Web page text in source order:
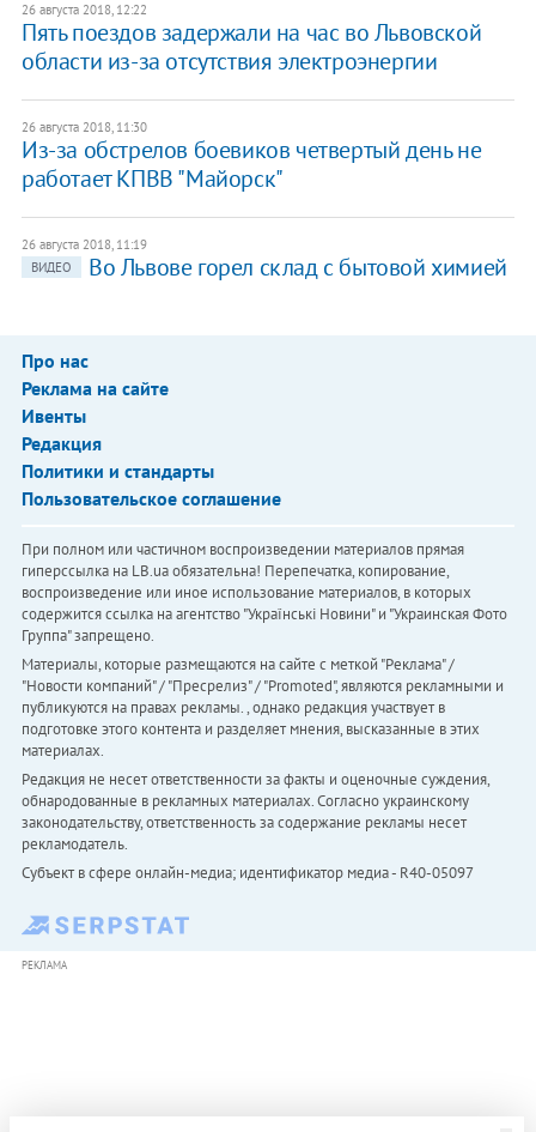
26 августа 2018, 12:22
Пять поездов задержали на час во Львовской
области из-за отсутствия электроэнергии
26 августа 2018, 11:30
Из-за обстрелов боевиков четвертый день не
работает КПВВ "Майорск"
26 августа 2018, 11:19
ВИДЕО
Во Львове горел склад с бытовой химией
Про нас
Реклама на сайте
Ивенты
Редакция
Политики и стандарты
Пользовательское соглашение
При полном или частичном воспроизведении материалов прямая
гиперссылка на LB.ua обязательна! Перепечатка, копирование,
воспроизведение или иное использование материалов, в которых
содержится ссылка на агентство "Українськi Новини" и "Украинская Фото
Группа" запрещено.
Материалы, которые размещаются на сайте с меткой "Реклама" /
"Новости компаний" / "Пресрелиз" / "Promoted", являются рекламными и
публикуются на правах рекламы. , однако редакция участвует в
подготовке этого контента и разделяет мнения, высказанные в этих
материалах.
Редакция не несет ответственности за факты и оценочные суждения,
обнародованные в рекламных материалах. Согласно украинскому
законодательству, ответственность за содержание рекламы несет
рекламодатель.
Субъект в сфере онлайн-медиа; идентификатор медиа - R40-05097
РЕКЛАМА